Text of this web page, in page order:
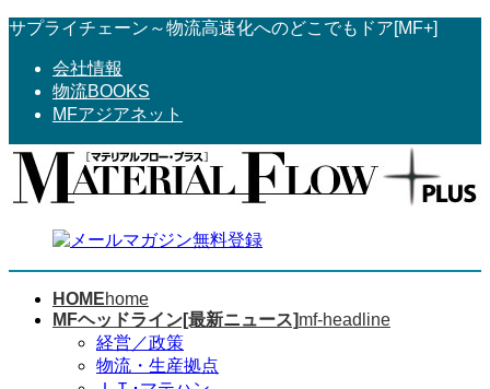
コ
へ
ス
ナ
ョ
ン
サプライチェーン～物流高速化へのどこでもドア[MF+]
会社情報
物流BOOKS
MFアジアネット
HOMEhome
MFヘッドライン[最新ニュース]mf-headline
経営／政策
物流・生産拠点